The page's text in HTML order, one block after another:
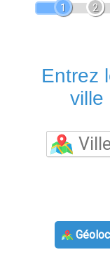
1 2
Entrez
ville